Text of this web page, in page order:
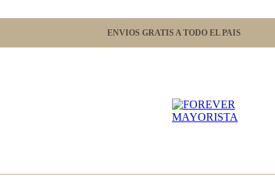
ENVIOS GRATIS A TODO EL PAIS